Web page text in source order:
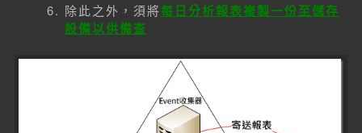
除此之外，須將每日分析報表複製一份至儲存
設備以供備查